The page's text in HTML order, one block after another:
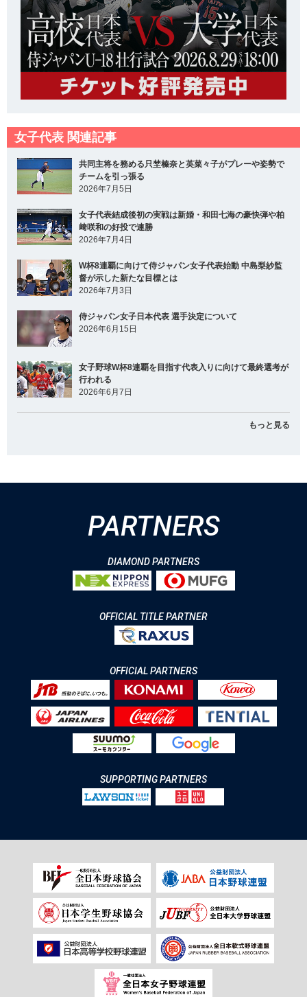
女子代表 関連記事
共同主将を務める只埜榛奈と英菜々子がプレーや姿勢で
チームを引っ張る
2026年7月5日
女子代表結成後初の実戦は新婚・和田七海の豪快弾や柏
﨑咲和の好投で連勝
2026年7月4日
W杯8連覇に向けて侍ジャパン女子代表始動 中島梨紗監
督が示した新たな目標とは
2026年7月3日
侍ジャパン女子日本代表 選手決定について
2026年6月15日
女子野球W杯8連覇を目指す代表入りに向けて最終選考が
行われる
2026年6月7日
もっと見る
PARTNERS
DIAMOND PARTNERS
OFFICIAL TITLE PARTNER
OFFICIAL PARTNERS
SUPPORTING PARTNERS